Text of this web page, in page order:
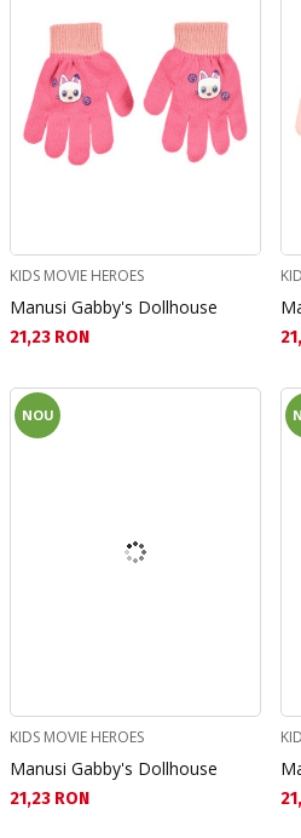
KIDS MOVIE HEROES
Manusi Gabby's Dollhouse
Текуща цена:
21,23 RON
NOU
KIDS MOVIE HEROES
Manusi Gabby's Dollhouse
Текуща цена:
21,23 RON